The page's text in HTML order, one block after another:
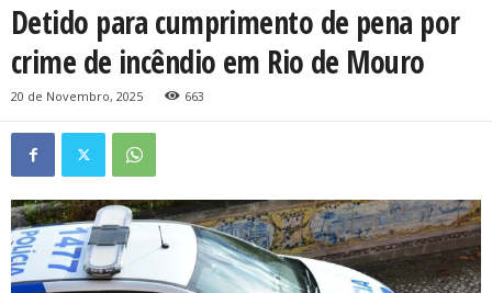
Detido para cumprimento de pena por
crime de incêndio em Rio de Mouro
20 de Novembro, 2025 663